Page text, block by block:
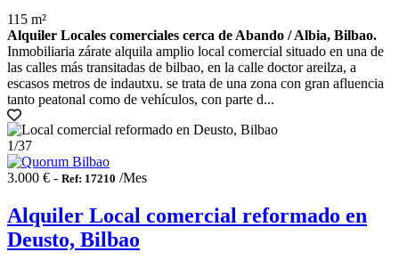
115 m²
Alquiler Locales comerciales cerca de Abando / Albia, Bilbao.
Inmobiliaria zárate alquila amplio local comercial situado en una de
las calles más transitadas de bilbao, en la calle doctor areilza, a
escasos metros de indautxu. se trata de una zona con gran afluencia
tanto peatonal como de vehículos, con parte d...
1/37
3.000 € - Ref: 17210 /Mes
Alquiler Local comercial reformado en
Deusto, Bilbao